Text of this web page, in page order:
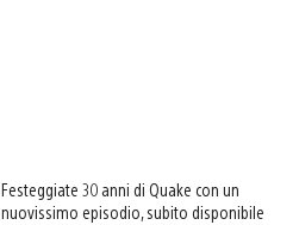
Festeggiate 30 anni di Quake con un
nuovissimo episodio, subito disponibile